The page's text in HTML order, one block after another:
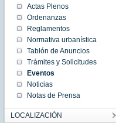
Actas Plenos
Ordenanzas
Reglamentos
Normativa urbanística
Tablón de Anuncios
Trámites y Solicitudes
Eventos
Noticias
Notas de Prensa
LOCALIZACIÓN